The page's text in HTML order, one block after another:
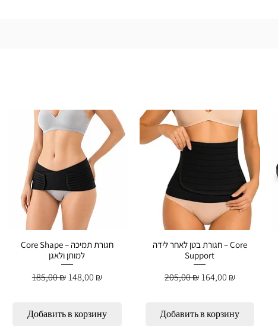
Core Shape – חגורת תמיכה
למותן ולאגן
Обычная цена
185,00 ₪Цена со скидкой
148,00 ₪
Добавить в корзину
חגורת בטן לאחר לידה – Core
Support
Обычная цена
205,00 ₪Цена со скидкой
164,00 ₪
Добавить в корзину